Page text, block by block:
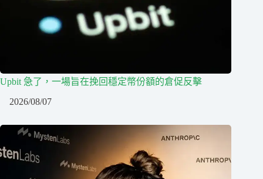
Upbit 急了，一場旨在挽回穩定幣份額的倉促反擊
2026/08/07